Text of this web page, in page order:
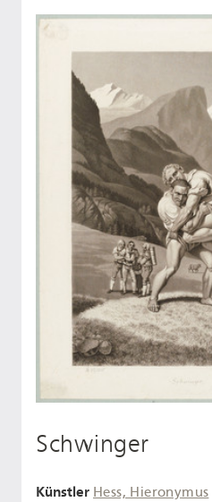
Schwinger
Künstler Hess, Hieronymus